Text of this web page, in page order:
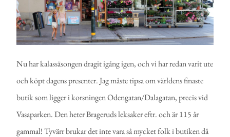
Nu har kalassäsongen dragit igång igen, och vi har redan varit ute
och köpt dagens presenter. Jag måste tipsa om världens finaste
butik som ligger i korsningen Odengatan/Dalagatan, precis vid
Vasaparken. Den heter Brageruds leksaker eftr. och är 115 år
gammal! Tyvärr brukar det inte vara så mycket folk i butiken då